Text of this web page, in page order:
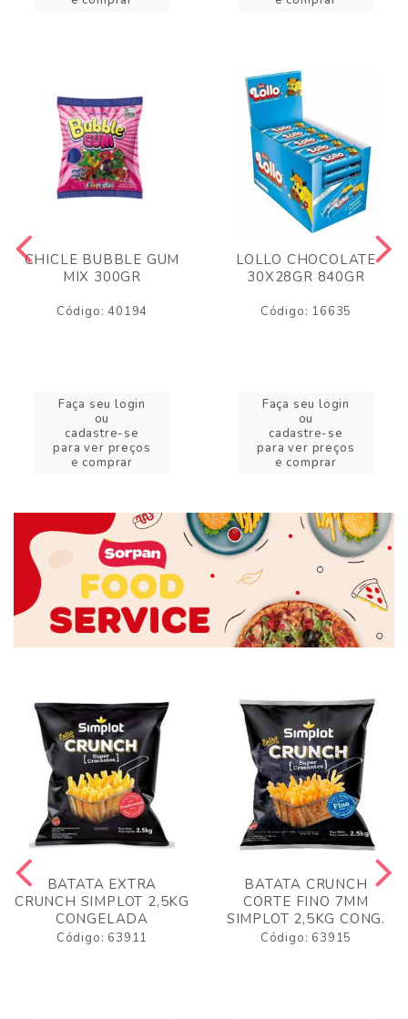
CHICLE BUBBLE GUM
MIX 300GR
Código: 40194
Faça seu login
ou
cadastre-se
para ver preços
e comprar
LOLLO CHOCOLATE
30X28GR 840GR
Código: 16635
Faça seu login
ou
cadastre-se
para ver preços
e comprar
BATATA EXTRA
CRUNCH SIMPLOT 2,5KG
CONGELADA
Código: 63911
BATATA CRUNCH
CORTE FINO 7MM
SIMPLOT 2,5KG CONG.
Código: 63915